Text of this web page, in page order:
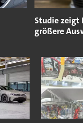
Studie zeigt
größere